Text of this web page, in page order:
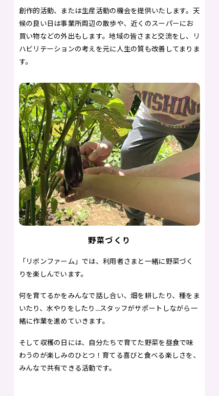
創作的活動、または生産活動の機会を提供いたします。天
候の良い日は事業所周辺の散歩や、近くのスーパーにお
買い物などの外出もします。地域の皆さまと交流をし、リ
ハビリテーションの考えを元に人生の質も改善してまりま
す。
野菜づくり
「リボンファーム」では、利用者さまと一緒に野菜づく
りを楽しんでいます。
何を育てるかをみんなで話し合い、畑を耕したり、種をま
いたり、水やりをしたり…スタッフがサポートしながら一
緒に作業を進めていきます。
そして収穫の日には、自分たちで育てた野菜を昼食で味
わうのが楽しみのひとつ！育てる喜びと食べる楽しさを、
みんなで共有できる活動です。